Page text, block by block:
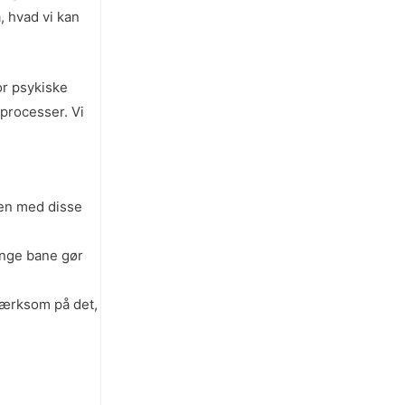
hvad vi kan
psykiske
Vi
med disse
bane gør
på det,